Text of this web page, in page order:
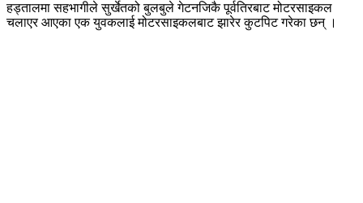
हड्तालमा सहभागीले सुर्खेतको बुलबुले गेटनजिकै पूर्वतिरबाट मोटरसाइकल
चलाएर आएका एक युवकलाई मोटरसाइकलबाट झारेर कुटपिट गरेका छन् ।